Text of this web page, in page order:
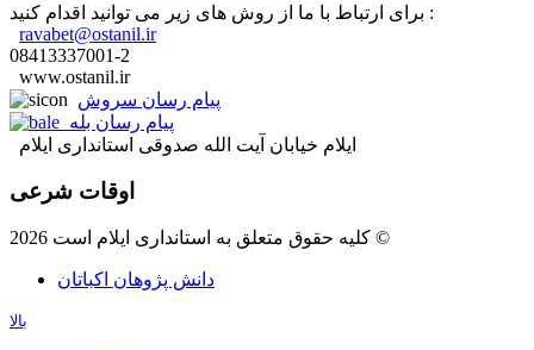
برای ارتباط با ما از روش های زیر می توانید اقدام کنید :
ravabet@ostanil.ir
08413337001-2
www.ostanil.ir
پیام رسان سروش
پیام رسان بله
ایلام خیابان آیت الله صدوقی استانداری ایلام
اوقات شرعی
کلیه حقوق متعلق به استانداری ایلام است 2026 ©
دانش پژوهان اکباتان
بالا